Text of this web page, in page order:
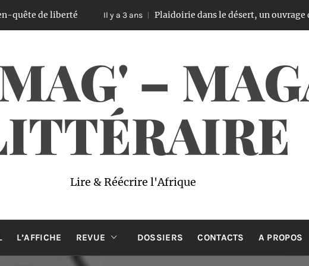
Il y a 3 ans Plaidoirie dans le désert, un ouvrage d’Ambroise
–
Lire & Réécrire l'Afrique
L’AFFICHE REVUE DOSSIERS CONTACTS A PROPOS